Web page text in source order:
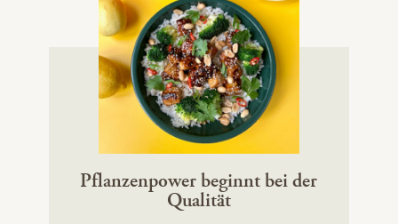
Pflanzenpower beginnt bei der
Qualität